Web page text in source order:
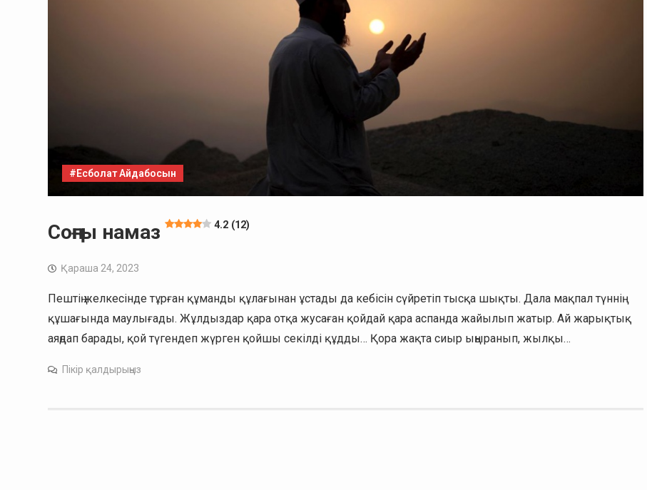
#Есболат Айдабосын
Соңғы намаз 4.2 (12)
Қараша 24, 2023
Пештің желкесінде тұрған құманды құлағынан ұстады да кебісін сүйретіп тысқа шықты. Дала мақпал түннің
құшағында маулығады. Жұлдыздар қара отқа жусаған қойдай қара аспанда жайылып жатыр. Ай жарықтық
аяңдап барады, қой түгендеп жүрген қойшы секілді құдды… Қора жақта сиыр ыңыранып, жылқы…
Пікір қалдырыңыз